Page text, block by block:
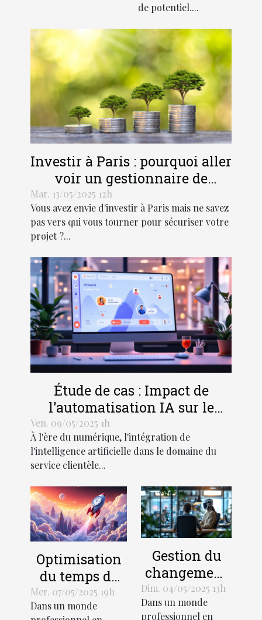
de potentiel....
Investir à Paris : pourquoi aller
voir un gestionnaire de
patrimoine ?
Mar. 13/05/2025 12h
Vous avez envie d'investir à Paris mais ne savez
pas vers qui vous tourner pour sécuriser votre
projet ?...
Étude de cas : Impact de
l'automatisation IA sur le
service clientèle
Ven. 09/05/2025 1h
À l'ère du numérique, l'intégration de
l'intelligence artificielle dans le domaine du
service clientèle...
Optimisation
du temps de
travail
découvrez des
Mer. 07/05/2025 19h
Dans un monde
Gestion du
changement
en milieu de
travail
Dim. 04/05/2025 13h
Dans un monde
professionnel en